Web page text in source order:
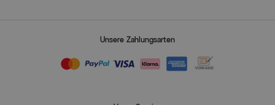
Unsere Zahlungsarten